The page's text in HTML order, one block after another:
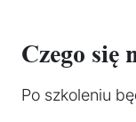
Czego się
Po szkoleniu